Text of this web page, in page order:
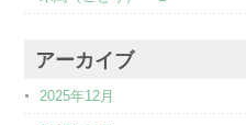
アーカイブ
2025年12月